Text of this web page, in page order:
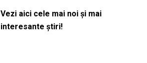
Vezi aici cele mai noi și mai
interesante știri!